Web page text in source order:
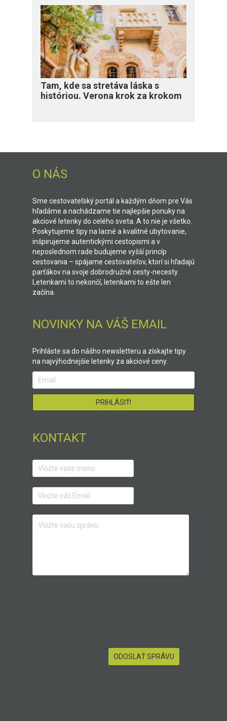
Tam, kde sa stretáva láska s
históriou. Verona krok za krokom
O NÁS
Sme cestovateľský portál a každým dňom pre Vás
hľadáme a nachádzame tie najlepšie ponuky na
akciové letenky do celého sveta. A to nie je všetko.
Poskytujeme tipy na lacné a kvalitné ubytovanie,
inšpirujeme autentickými cestopismi a v
neposlednom rade budujeme vyšší princíp
cestovania – spájame cestovateľov, ktorí si hľadajú
parťákov na svoje dobrodružné cesty-necesty.
Letenkami to nekončí, letenkami to ešte len
začína.
NOVINKY NA VÁŠ EMAIL
Prihláste sa do nášho newsletteru a získajte tipy
na najvýhodnejšie letenky za akciové ceny.
KONTAKT